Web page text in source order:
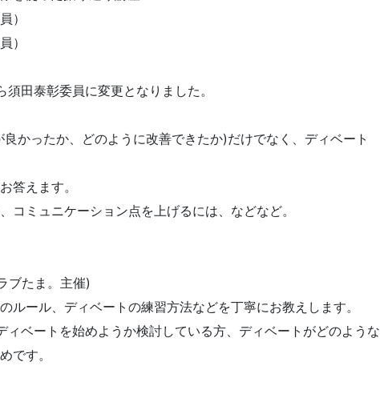
）
）
田泰彰委員に変更となりました。
かったか、どのように改善できたか)だけでなく、ディベート
答えます。
ミュニケーション点を上げるには、などなど。
ブたま。主催)
ール、ディベートの練習方法などを丁寧にお教えします。
ベートを始めようか検討している方、ディベートがどのような
です。